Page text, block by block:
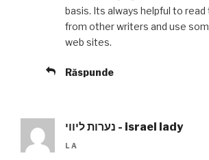
basis. Its always helpful to
from other writers and use
web sites.
Răspunde
נערות ליווי - israel lady
LA